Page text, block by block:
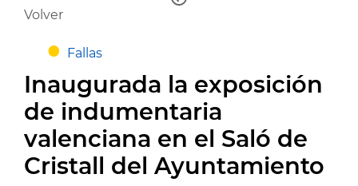
Volver
Fallas
Inaugurada la exposición
de indumentaria
valenciana en el Saló de
Cristall del Ayuntamiento